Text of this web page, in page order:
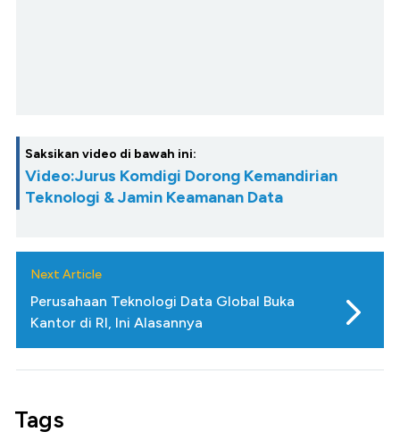
Saksikan video di bawah ini:
Video:Jurus Komdigi Dorong Kemandirian
Teknologi & Jamin Keamanan Data
Next Article
Perusahaan Teknologi Data Global Buka
Kantor di RI, Ini Alasannya
Tags